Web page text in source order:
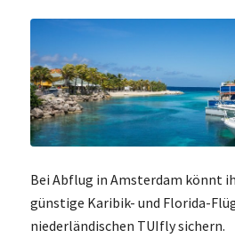
Bei Abflug in Amsterdam könnt
günstige Karibik- und Florida-
niederländischen TUIfly sichern.